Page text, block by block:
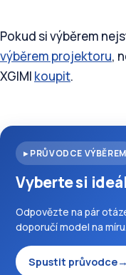
Pokud si výběrem
výběrem projektoru,
XGIMI koupit.
▸ PRŮVODCE VÝBĚREM
Vyberte si
Odpovězte na pár
doporučí model na míru.
Spustit průvodce→